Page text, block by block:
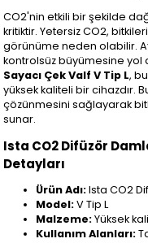
CO2'nin etkili bir şekilde
kritiktir. Yetersiz CO2,
görünüme neden olabilir.
kontrolsüz büyümesine yol
Sayacı Çek Valf V Tip L,
yüksek kaliteli bir cihazdır.
çözünmesini sağlayarak
sunar.
Ista CO2 Difüzör
Detayları
Ürün Adı:Ista CO2
Model:V Tip L
Malzeme:Yüksek
Kullanım Alanları: